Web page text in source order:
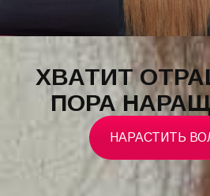
ХВАТИТ
ПОРА
НАРАСТИТЬ